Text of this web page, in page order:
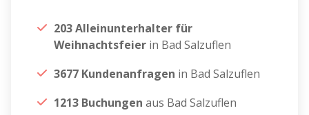
203 Alleinunterhalter für
Weihnachtsfeier in Bad Salzuflen
3677 Kundenanfragen in Bad Salzuflen
1213 Buchungen aus Bad Salzuflen